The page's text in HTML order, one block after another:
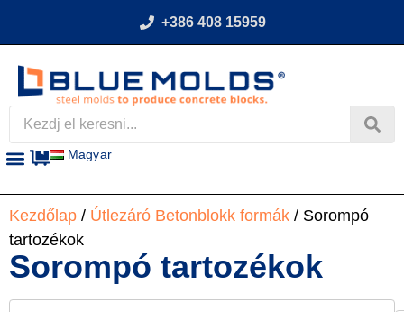
+386 408 15959
Magyar
Kezdőlap / Útlezáró Betonblokk formák / Sorompó
tartozékok
Sorompó tartozékok